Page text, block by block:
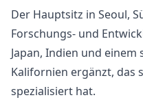
Der Hauptsitz in Seoul,
Forschungs- und
Japan, Indien und
Kalifornien ergänzt, das
spezialisiert hat.